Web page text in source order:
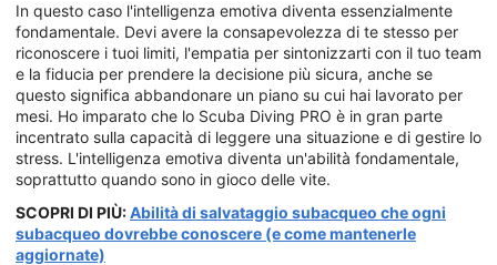
In questo caso l'intelligenza emotiva diventa essenzialmente
fondamentale. Devi avere la consapevolezza di te stesso per
riconoscere i tuoi limiti, l'empatia per sintonizzarti con il tuo team
e la fiducia per prendere la decisione più sicura, anche se
questo significa abbandonare un piano su cui hai lavorato per
mesi. Ho imparato che lo Scuba Diving PRO è in gran parte
incentrato sulla capacità di leggere una situazione e di gestire lo
stress. L'intelligenza emotiva diventa un'abilità fondamentale,
soprattutto quando sono in gioco delle vite.
SCOPRI DI PIÙ:Abilità di salvataggio subacqueo che ogni
subacqueo dovrebbe conoscere (e come mantenerle
aggiornate)